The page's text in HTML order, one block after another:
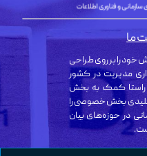
خود را بر روی طراحی
مدیریت در کشور
راستا کمک به بخش
بخش خصوصی را
در حوزه‌های بیان
ما